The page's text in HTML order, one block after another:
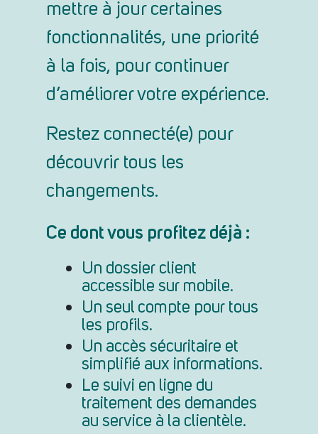
mettre à jour certaines
fonctionnalités, une priorité
à la fois, pour continuer
d’améliorer votre expérience.
Restez connecté(e) pour
découvrir tous les
changements.
Ce dont vous profitez déjà :
Un dossier client
accessible sur mobile.
Un seul compte pour tous
les profils.
Un accès sécuritaire et
simplifié aux informations.
Le suivi en ligne du
traitement des demandes
au service à la clientèle.